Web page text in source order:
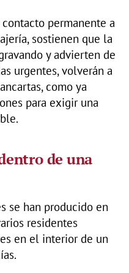
permanente a
sostienen que la
y advierten de
urgentes, volverán a
como ya
para exigir una
de una
se han producido en
residentes
en el interior de un